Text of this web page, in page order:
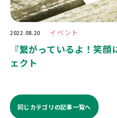
2022.08.20 イベント
『繋がっているよ！笑
ェクト
同じカテゴリの記事⼀覧へ